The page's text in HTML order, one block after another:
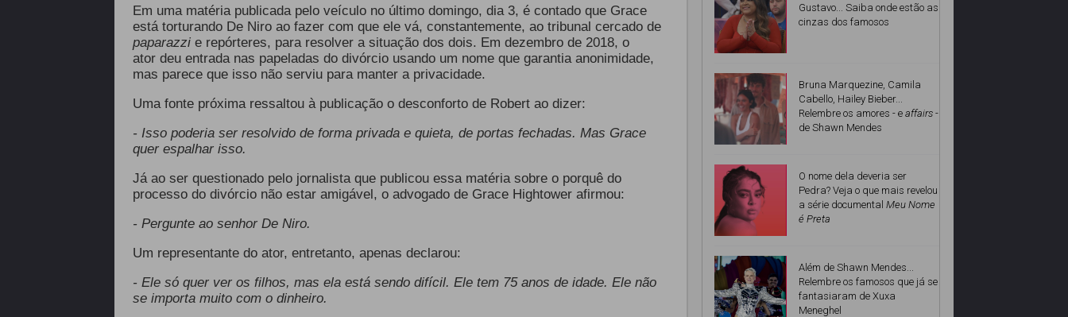
Em uma matéria publicada pelo veículo no último domingo, dia 3, é contado que Grace
está torturando De Niro ao fazer com que ele vá, constantemente, ao tribunal cercado de
paparazzie repórteres, para resolver a situação dos dois. Em dezembro de 2018, o
ator deu entrada nas papeladas do divórcio usando um nome que garantia anonimidade,
mas parece que isso não serviu para manter a privacidade.
Uma fonte próxima ressaltou à publicação o desconforto de Robert ao dizer:
- Isso poderia ser resolvido de forma privada e quieta, de portas fechadas. Mas Grace
quer espalhar isso.
Já ao ser questionado pelo jornalista que publicou essa matéria sobre o porquê do
processo do divórcio não estar amigável, o advogado de Grace Hightower afirmou:
- Pergunte ao senhor De Niro.
Um representante do ator, entretanto, apenas declarou:
- Ele só quer ver os filhos, mas ela está sendo difícil. Ele tem 75 anos de idade. Ele não
se importa muito com o dinheiro.
Gustavo... Saiba onde estão as
cinzas dos famosos
Bruna Marquezine, Camila
Cabello, Hailey Bieber...
Relembre os amores - e affairs -
de Shawn Mendes
O nome dela deveria ser
Pedra? Veja o que mais revelou
a série documental Meu Nome
é Preta
Além de Shawn Mendes...
Relembre os famosos que já se
fantasiaram de Xuxa
Meneghel